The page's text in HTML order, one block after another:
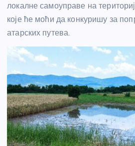
локалне самоуправе на
које ће моћи да конкуришу за
атарских путева.